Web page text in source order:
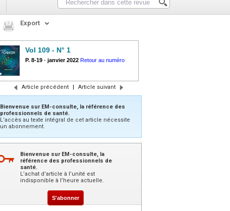
Export
Vol 109 - N° 1
P. 8-19 - janvier 2022 Retour au numéro
Article précédent | Article suivant
Bienvenue sur EM-consulte, la référence des
professionnels de santé.
L’accès au texte intégral de cet article nécessite
un abonnement.
Bienvenue sur EM-consulte, la
référence des professionnels de
santé.
L’achat d’article à l’unité est
indisponible à l’heure actuelle.
S'abonner